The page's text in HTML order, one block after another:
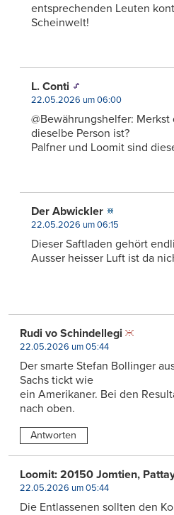
entsprechenden Leuten
Scheinwelt!
L. Conti
22.05.2026 um 06:00
@Bewährungshelfer: Merkst
dieselbe Person ist?
Palfner und Loomit sind
Der Abwickler
22.05.2026 um 06:15
Dieser Saftladen gehört
Ausser heisser Luft ist da
Rudi vo Schindellegi
22.05.2026 um 05:44
Der smarte Stefan Bollinger
Sachs tickt wie
ein Amerikaner. Bei den
nach oben.
Antworten
Loomit: 20150 Jomtien,
22.05.2026 um 05:44
Die Entlassenen sollten den